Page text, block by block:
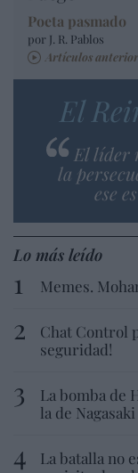
Poeta pasmado
por J. R. Pablos
Artículos
El
El líder
la
ese
Lo más leído
Memes.
Chat Control
seguridad!
La bomba de
la de
La batalla no